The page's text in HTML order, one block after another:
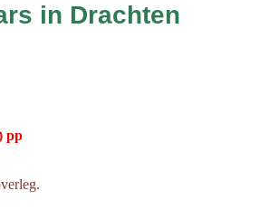
in Drachten
pp